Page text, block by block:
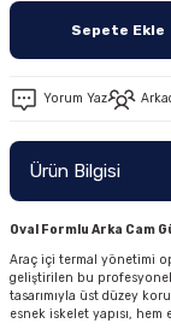
Sepete Ekle
Yorum Yaz
Ürün Bilgisi
Oval Formlu Arka Cam
Araç içi termal yönetimi
geliştirilen bu
tasarımıyla üst düzey
esnek iskelet yapısı,